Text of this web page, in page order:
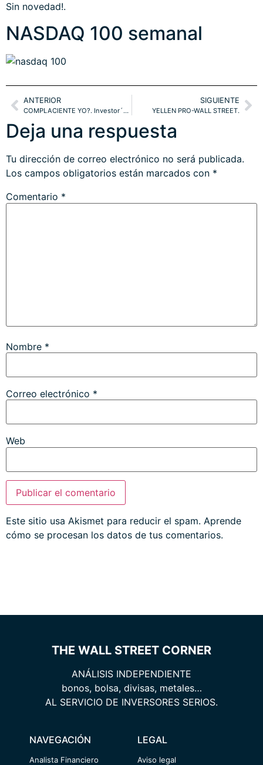
Sin novedad!.
NASDAQ 100 semanal
ANTERIOR
COMPLACIENTE YO?. Investor´s Intelligence y Margin Debt
SIGUIENTE
YELLEN PRO-WALL STREET.
Deja una respuesta
Tu dirección de correo electrónico no será publicada.
Los campos obligatorios están marcados con *
Comentario *
Nombre *
Correo electrónico *
Web
Este sitio usa Akismet para reducir el spam. Aprende
cómo se procesan los datos de tus comentarios.
THE WALL STREET CORNER
ANÁLISIS INDEPENDIENTE
bonos, bolsa, divisas, metales…
AL SERVICIO DE INVERSORES SERIOS.
NAVEGACIÓN
Analista Financiero
LEGAL
Aviso legal